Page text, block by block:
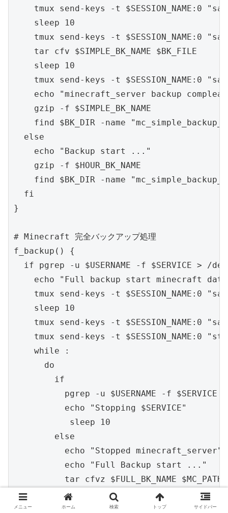
tmux send-keys -t $SESSION_NAME:0
    sleep 10
tmux send-keys -t $SESSION_NAME:0
    tar cfv $SIMPLE_BK_NAME $BK_FILE
    sleep 10
tmux send-keys -t $SESSION_NAME:0
echo "minecraft_server backup
    gzip -f $SIMPLE_BK_NAME
find $BK_DIR -name
  else
    echo "Backup start ..."
    gzip -f $HOUR_BK_NAME
find $BK_DIR -name
  fi
}
# Minecraft 完全バックアップ処理
f_backup() {
if pgrep -u $USERNAME -f $SERVICE > /
echo "Full backup start minecraft
tmux send-keys -t $SESSION_NAME:0
    sleep 10
tmux send-keys -t $SESSION_NAME:0
tmux send-keys -t $SESSION_NAME:0
    while :
      do
        if
pgrep -u $USERNAME -f $SERVICE
          echo "Stopping $SERVICE"
           sleep 10
        else
          echo "Stopped minecraft_server"
          echo "Full Backup start ..."
          tar cfvz $FULL_BK_NAME $MC_PATH
          echo "Full Backup compleate!"
find $BK_DIR -name
メニュー ホーム 検索 トップ サイドバー